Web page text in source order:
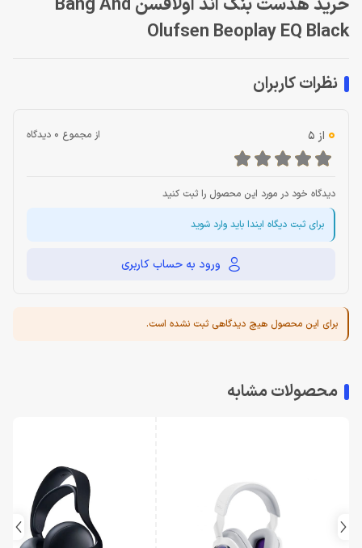
Olufsen Beoplay EQ Black
نظرات کاربران
0 از 5 از مجموع 0 دیدگاه
دیدگاه خود در مورد این محصول را ثبت کنید
برای ثبت دیگاه ایندا باید وارد شوید
ورود به حساب کاربری
برای این محصول هیچ دیدگاهی ثبت نشده است.
محصولات مشابه